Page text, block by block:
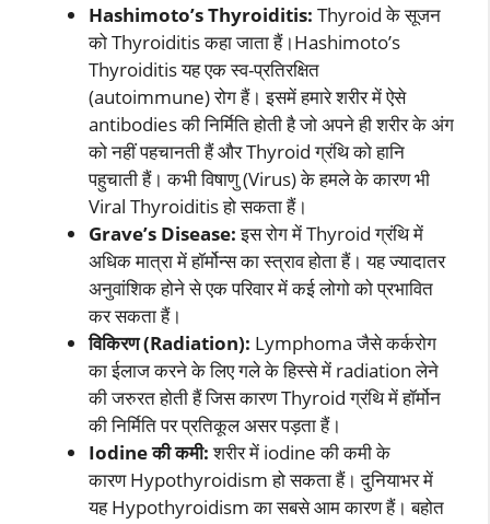
Hashimoto’s Thyroiditis: Thyroid के सूजन
को Thyroiditis कहा जाता हैं।Hashimoto’s
Thyroiditis यह एक स्व-प्रतिरक्षित
(autoimmune) रोग हैं। इसमें हमारे शरीर में ऐसे
antibodies की निर्मिति होती है जो अपने ही शरीर के अंग
को नहीं पहचानती हैं और Thyroid ग्रंथि को हानि
पहुचाती हैं। कभी विषाणु (Virus) के हमले के कारण भी
Viral Thyroiditis हो सकता हैं।
Grave’s Disease:इस रोग में Thyroid ग्रंथि में
अधिक मात्रा में हॉर्मोन्स का स्त्राव होता हैं। यह ज्यादातर
अनुवांशिक होने से एक परिवार में कई लोगो को प्रभावित
कर सकता हैं।
विकिरण (Radiation): Lymphoma जैसे कर्करोग
का ईलाज करने के लिए गले के हिस्से में radiation लेने
की जरुरत होती हैं जिस कारण Thyroid ग्रंथि में हॉर्मोन
की निर्मिति पर प्रतिकूल असर पड़ता हैं।
Iodine की कमी:शरीर में iodine की कमी के
कारण Hypothyroidism हो सकता हैं। दुनियाभर में
यह Hypothyroidism का सबसे आम कारण हैं। बहोत